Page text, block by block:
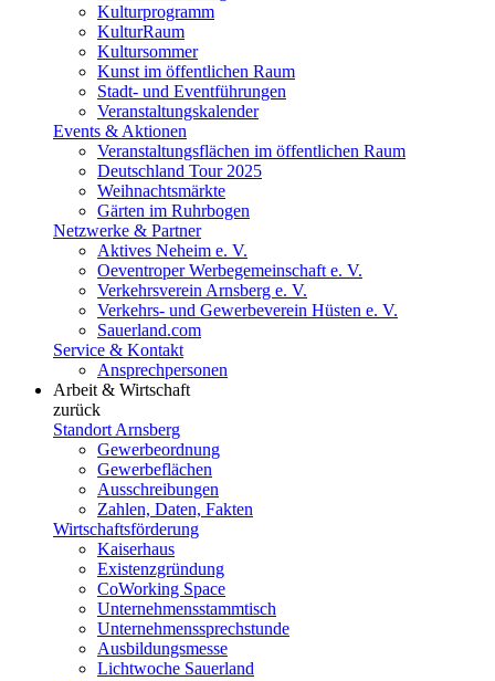
Kulturprogramm
KulturRaum
Kultursommer
Kunst im öffentlichen Raum
Stadt- und Eventführungen
Veranstaltungskalender
Events & Aktionen
Veranstaltungsflächen im öffentlichen Raum
Deutschland Tour 2025
Weihnachtsmärkte
Gärten im Ruhrbogen
Netzwerke & Partner
Aktives Neheim e. V.
Oeventroper Werbegemeinschaft e. V.
Verkehrsverein Arnsberg e. V.
Verkehrs- und Gewerbeverein Hüsten e. V.
Sauerland.com
Service & Kontakt
Ansprechpersonen
Arbeit & Wirtschaft
zurück
Standort Arnsberg
Gewerbeordnung
Gewerbeflächen
Ausschreibungen
Zahlen, Daten, Fakten
Wirtschaftsförderung
Kaiserhaus
Existenzgründung
CoWorking Space
Unternehmensstammtisch
Unternehmenssprechstunde
Ausbildungsmesse
Lichtwoche Sauerland